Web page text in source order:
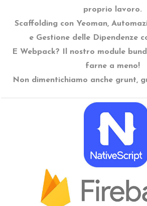
proprio lavoro.
Scaffolding con Yeoman,
e Gestione delle Dipendenze
E Webpack? Il nostro module
farne a meno!
Non dimentichiamo anche grunt,